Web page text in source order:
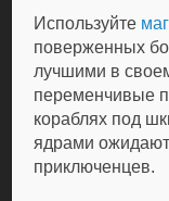
Используйте
поверженных
лучшими в
переменчивые
кораблях под
ядрами
приключенцев.